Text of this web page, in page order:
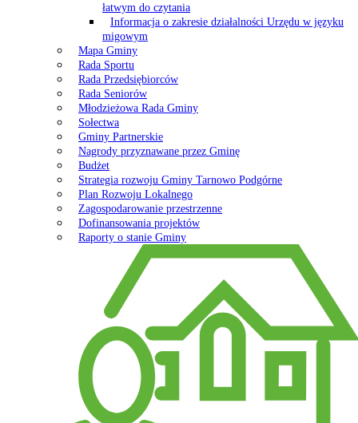
łatwym do czytania
Informacja o zakresie działalności Urzędu w języku
migowym
Mapa Gminy
Rada Sportu
Rada Przedsiębiorców
Rada Seniorów
Młodzieżowa Rada Gminy
Sołectwa
Gminy Partnerskie
Nagrody przyznawane przez Gminę
Budżet
Strategia rozwoju Gminy Tarnowo Podgórne
Plan Rozwoju Lokalnego
Zagospodarowanie przestrzenne
Dofinansowania projektów
Raporty o stanie Gminy